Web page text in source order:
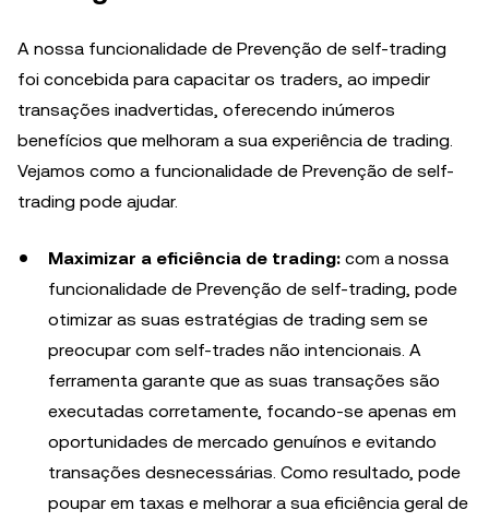
A nossa funcionalidade de Prevenção de self-trading
foi concebida para capacitar os traders, ao impedir
transações inadvertidas, oferecendo inúmeros
benefícios que melhoram a sua experiência de trading.
Vejamos como a funcionalidade de Prevenção de self-
trading pode ajudar.
Maximizar a eficiência de trading: com a nossa
funcionalidade de Prevenção de self-trading, pode
otimizar as suas estratégias de trading sem se
preocupar com self-trades não intencionais. A
ferramenta garante que as suas transações são
executadas corretamente, focando-se apenas em
oportunidades de mercado genuínos e evitando
transações desnecessárias. Como resultado, pode
poupar em taxas e melhorar a sua eficiência geral de